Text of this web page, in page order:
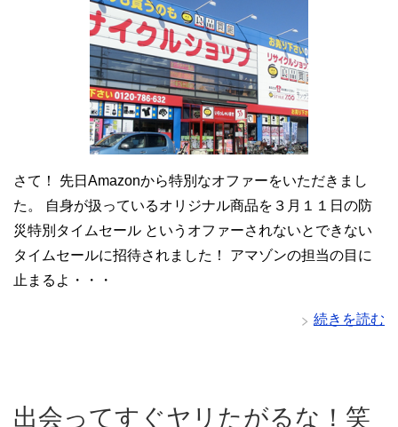
さて！ 先日Amazonから特別なオファーをいただきまし
た。 自身が扱っているオリジナル商品を３月１１日の防
災特別タイムセール というオファーされないとできない
タイムセールに招待されました！ アマゾンの担当の目に
止まるよ・・・
続きを読む
出会ってすぐヤリたがるな！笑